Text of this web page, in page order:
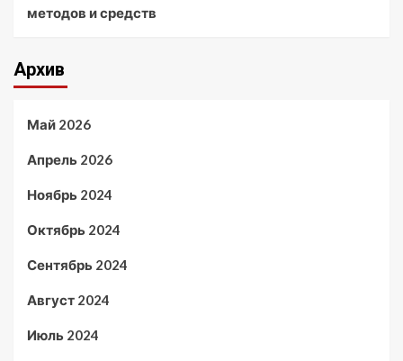
методов и средств
Архив
Май 2026
Апрель 2026
Ноябрь 2024
Октябрь 2024
Сентябрь 2024
Август 2024
Июль 2024